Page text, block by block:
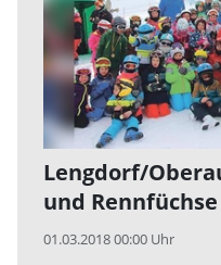
Lengdorf/
und
01.03.2018 00:00 Uhr